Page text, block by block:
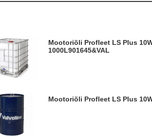
Mootoriõli Profleet LS Plus 10W40
1000L901645&VAL
Mootoriõli Profleet LS Plus